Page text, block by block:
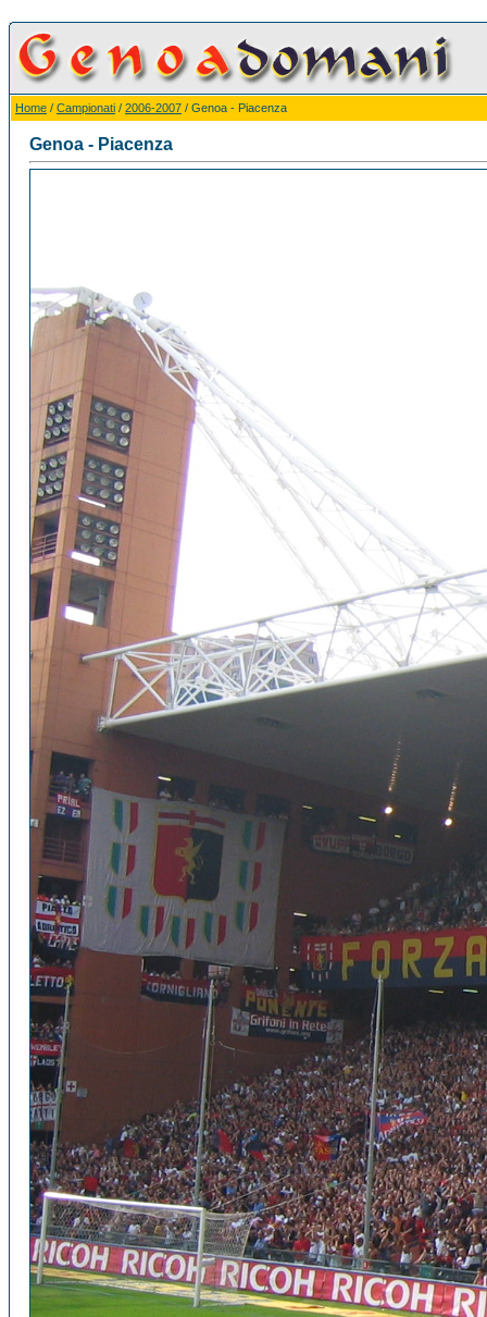
Home / Campionati / 2006-2007 / Genoa - Piacenza
Genoa - Piacenza